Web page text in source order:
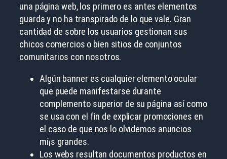
una página web, los primero es antes elementos
guarda y no ha transpirado de lo que vale. Gran
cantidad de sobre los usuarios gestionan sus
chicos comercios o bien sitios de conjuntos
comunitarios con nosotros.
Algún banner es cualquier elemento ocular
que puede manifestarse durante
complemento superior de su página así­ como
se usa con el fin de explicar promociones en
el caso de que nos lo olvidemos anuncios
mí¡s grandes.
Los webs resultan documentos productos en